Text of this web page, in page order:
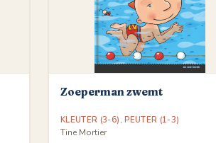
Zoeperman zwemt
KLEUTER (3-6),PEUTER (1-3)
Tine Mortier